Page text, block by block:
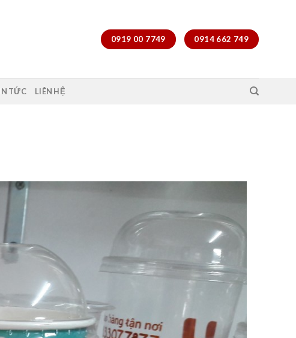
0919 00 7749 0914 662 749
TỨC LIÊN HỆ